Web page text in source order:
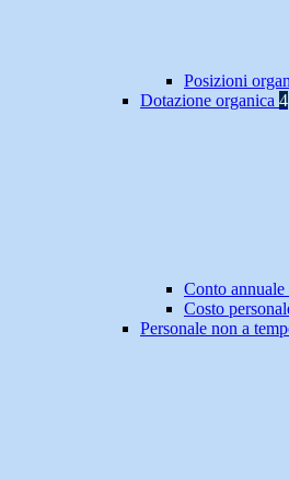
Posizioni
Dotazione organica 4
Conto annuale
Costo
Personale non a